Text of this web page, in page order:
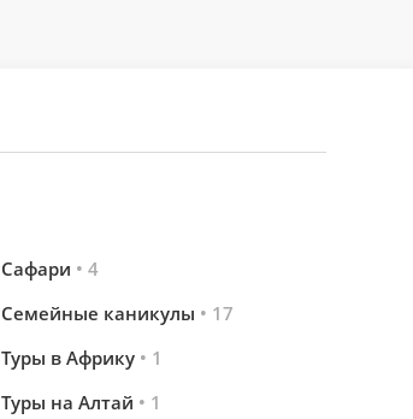
Сафари • 4
Семейные каникулы • 17
Туры в Африку • 1
Туры на Алтай • 1